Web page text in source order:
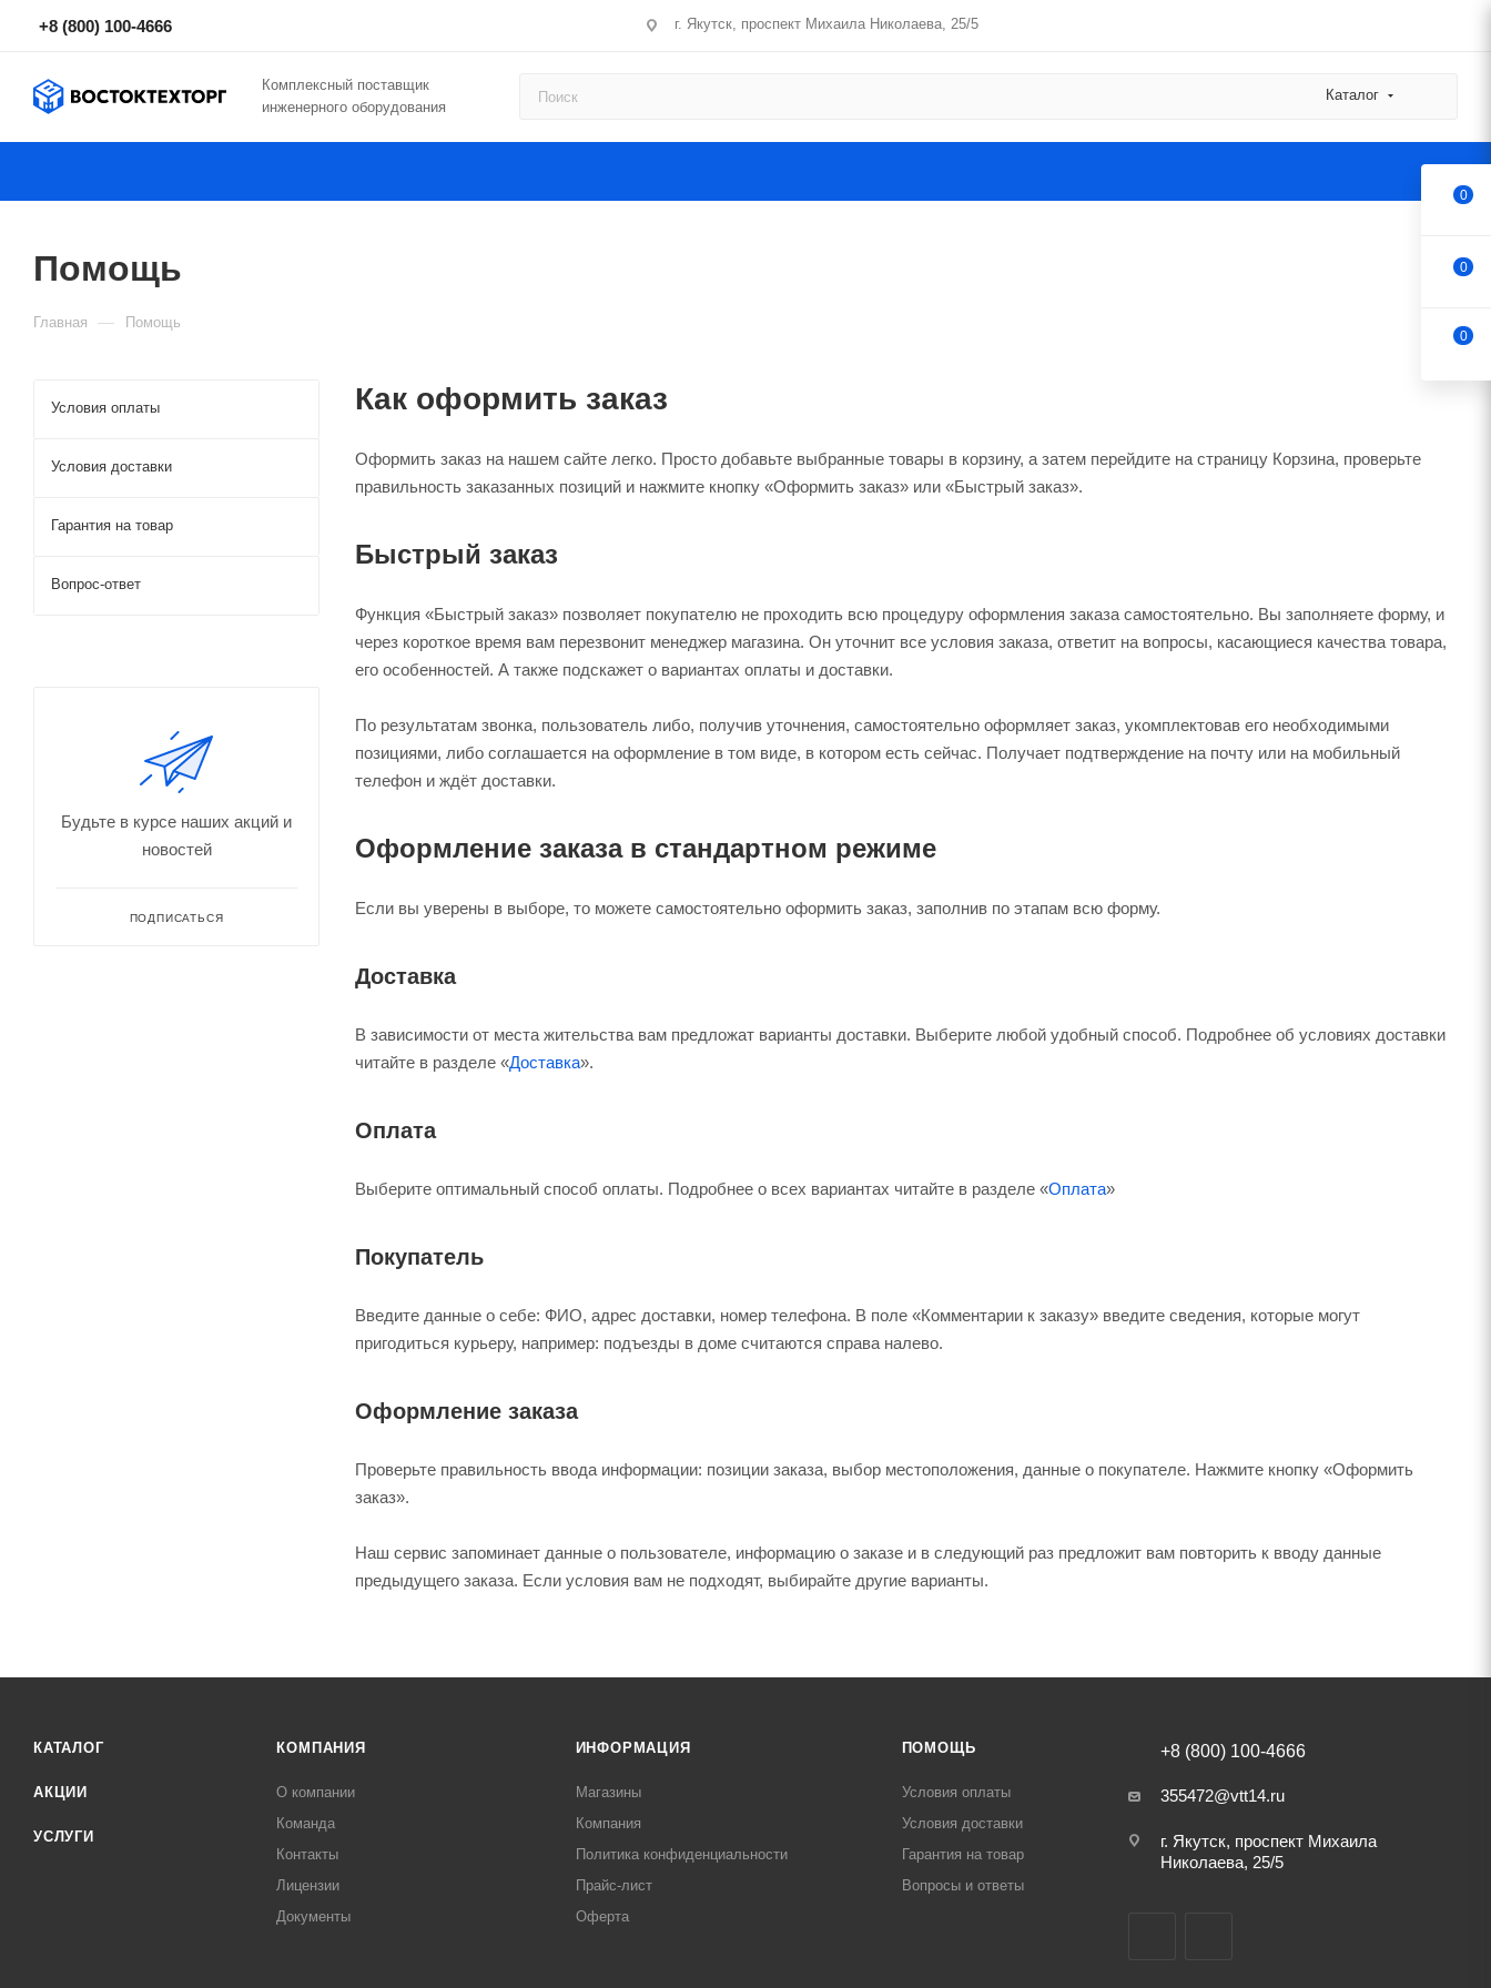
+8 (800) 100-4666 г. Якутск, проспект Михаила Николаева, 25/5
Комплексный поставщик
инженерного оборудования
Каталог
Помощь
Главная — Помощь
Как оформить заказ
Оформить заказ на нашем сайте легко. Просто добавьте выбранные товары в корзину, а затем перейдите на страницу Корзина, проверьте
правильность заказанных позиций и нажмите кнопку «Оформить заказ» или «Быстрый заказ».
Быстрый заказ
Функция «Быстрый заказ» позволяет покупателю не проходить всю процедуру оформления заказа самостоятельно. Вы заполняете форму, и
через короткое время вам перезвонит менеджер магазина. Он уточнит все условия заказа, ответит на вопросы, касающиеся качества товара,
его особенностей. А также подскажет о вариантах оплаты и доставки.
По результатам звонка, пользователь либо, получив уточнения, самостоятельно оформляет заказ, укомплектовав его необходимыми
позициями, либо соглашается на оформление в том виде, в котором есть сейчас. Получает подтверждение на почту или на мобильный
телефон и ждёт доставки.
Оформление заказа в стандартном режиме
Если вы уверены в выборе, то можете самостоятельно оформить заказ, заполнив по этапам всю форму.
Доставка
В зависимости от места жительства вам предложат варианты доставки. Выберите любой удобный способ. Подробнее об условиях доставки
читайте в разделе «Доставка».
Оплата
Выберите оптимальный способ оплаты. Подробнее о всех вариантах читайте в разделе «Оплата»
Покупатель
Введите данные о себе: ФИО, адрес доставки, номер телефона. В поле «Комментарии к заказу» введите сведения, которые могут
пригодиться курьеру, например: подъезды в доме считаются справа налево.
Оформление заказа
Проверьте правильность ввода информации: позиции заказа, выбор местоположения, данные о покупателе. Нажмите кнопку «Оформить
заказ».
Наш сервис запоминает данные о пользователе, информацию о заказе и в следующий раз предложит вам повторить к вводу данные
предыдущего заказа. Если условия вам не подходят, выбирайте другие варианты.
Условия оплаты
Условия доставки
Гарантия на товар
Вопрос-ответ
Будьте в курсе наших акций и
новостей
ПОДПИСАТЬСЯ
КАТАЛОГ
АКЦИИ
УСЛУГИ
КОМПАНИЯ
О компании
Команда
Контакты
Лицензии
Документы
ИНФОРМАЦИЯ
Магазины
Компания
Политика конфиденциальности
Прайс-лист
Оферта
ПОМОЩЬ
Условия оплаты
Условия доставки
Гарантия на товар
Вопросы и ответы
+8 (800) 100-4666
355472@vtt14.ru
г. Якутск, проспект Михаила
Николаева, 25/5
0
0
0